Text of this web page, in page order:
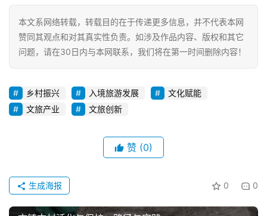
本文系网络转载，转载目的在于传递更多信息，并不代表本网
赞同其观点和对其真实性负责。如涉及作品内容、版权和其它
问题，请在30日内与本网联系，我们将在第一时间删除内容！
乡村振兴 入境旅游发展
文化赋能
文旅产业
文旅创新
赞 (0)
0 0
生成海报